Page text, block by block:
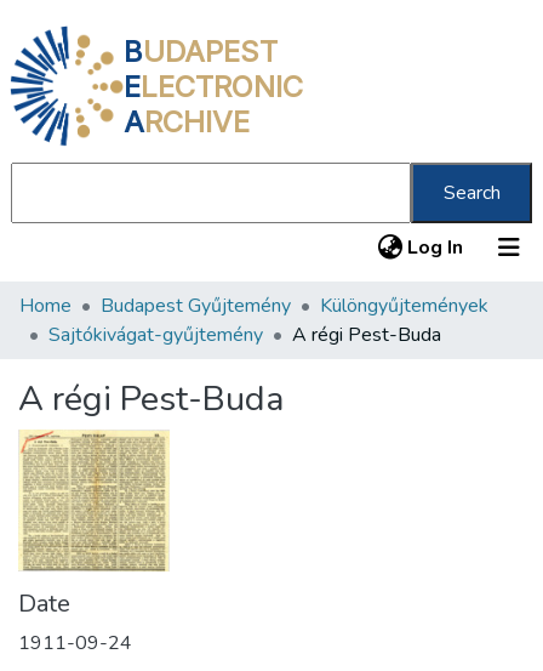
BUDAPEST
ELECTRONIC
ARCHIVE
Search
Log In (current)
Communities & Collections
Statistics
About us
Home Budapest Gyűjtemény
Különgyűjtemények
Sajtókivágat-gyűjtemény
A régi Pest-Buda
A régi Pest-Buda
Date
1911-09-24